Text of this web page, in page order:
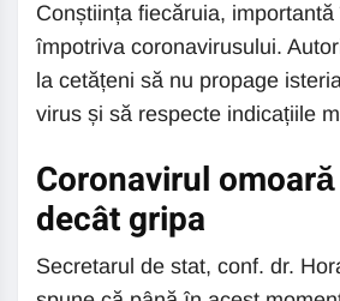
Conștiința fiecăruia,
împotriva coronavirusului.
la cetățeni să nu propage
virus și să respecte indicațiile
Coronavirul
decât gripa
Secretarul de stat, conf. dr.